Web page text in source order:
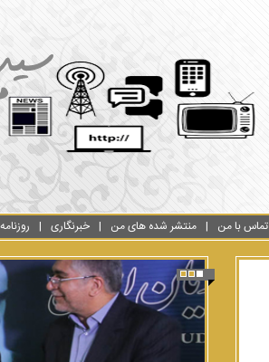
تماس با من منتشر شده های من خبرنگاری
123